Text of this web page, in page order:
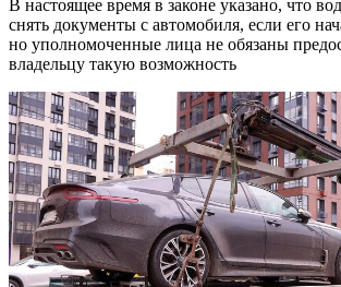
В настоящее время в законе указано, что
снять документы с автомобиля, если его
но уполномоченные лица не обязаны
владельцу такую ​​возможность